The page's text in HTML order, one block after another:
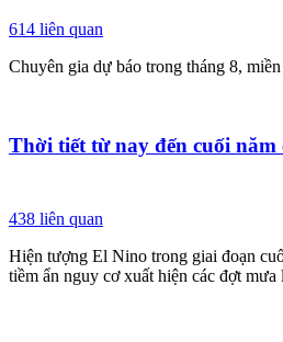
614 liên quan
Chuyên gia dự báo trong tháng 8,
Thời tiết từ nay đến cuối năm
438 liên quan
Hiện tượng El Nino trong giai đoạn
tiềm ẩn nguy cơ xuất hiện các đợt mưa